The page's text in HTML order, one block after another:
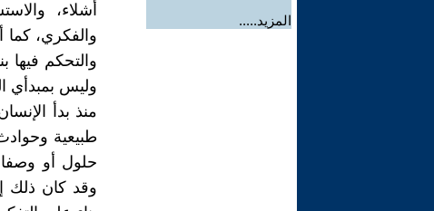
المزيد.....
أشلاء،
والفكري، كما
والتحكم فيها
وليس بمبدأي
منذ بدأ
طبيعية
حلول أو
وقد كان ذلك